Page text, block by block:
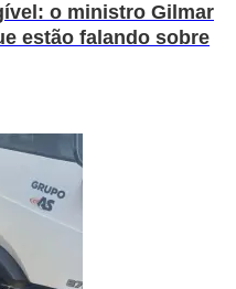
o ministro Gilmar
estão falando sobre